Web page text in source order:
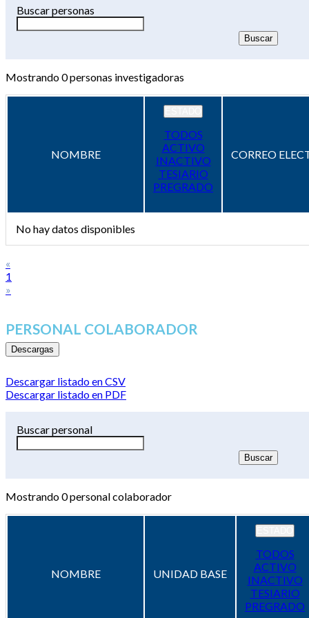
Buscar personas
Mostrando0personas investigadoras
NOMBRE
TODOS
ACTIVO
INACTIVO
TESIARIO
PREGRADO
CORREO
No hay datos disponibles
«
1
»
PERSONAL COLABORADOR
Descargas
Descargar listado en CSV
Descargar listado en PDF
Buscar personal
Mostrando0personal colaborador
NOMBRE UNIDAD BASE
TODOS
ACTIVO
INACTIVO
TESIARIO
PREGRADO